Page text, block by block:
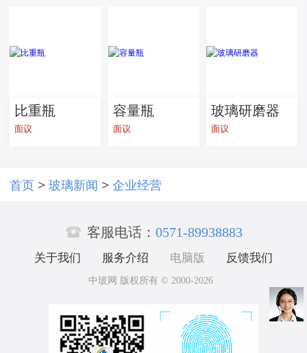
家居用 按需
比重瓶
面议
容量瓶
面议
玻璃研磨器
面议
首页 > 玻璃新闻 > 企业经营
 客服电话： 0571-89938883
关于我们 服务介绍 电脑版 反馈我们
中玻网 版权所有 © 2000-2026